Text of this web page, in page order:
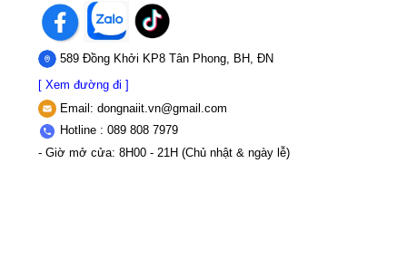
589 Đồng Khởi KP8 Tân Phong, BH, ĐN
[ Xem đường đi ]
Email: dongnaiit.vn@gmail.com
Hotline : 089 808 7979
- Giờ mở cửa: 8H00 - 21H (Chủ nhật & ngày lễ)